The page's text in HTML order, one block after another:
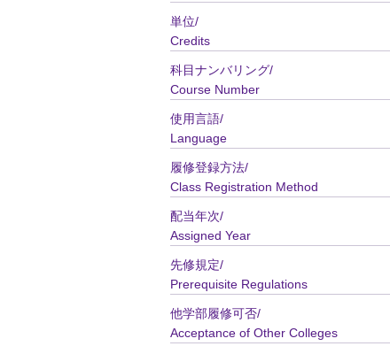
単位/
Credits
科目ナンバリング/
Course Number
使用言語/
Language
履修登録方法/
Class Registration Method
配当年次/
Assigned Year
先修規定/
Prerequisite Regulations
他学部履修可否/
Acceptance of Other Colleges